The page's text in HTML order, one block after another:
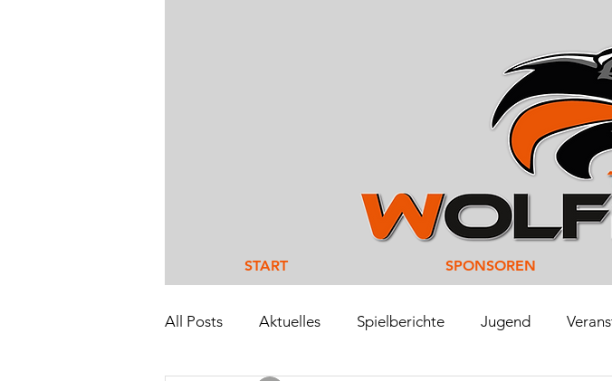
START SPONSOREN
All Posts Aktuelles Spielberichte Jugend